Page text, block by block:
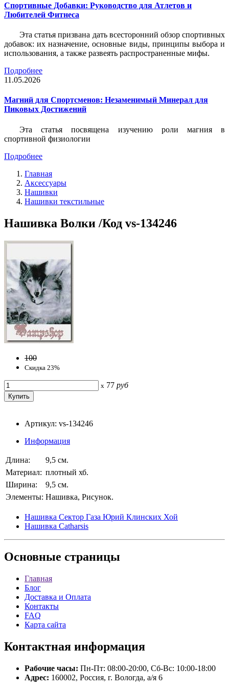
Спортивные Добавки: Руководство для Атлетов и
Любителей Фитнеса
Эта статья призвана дать всесторонний обзор спортивных
добавок: их назначение, основные виды, принципы выбора и
использования, а также развеять распространенные мифы.
Подробнее
11.05.2026
Магний для Спортсменов: Незаменимый Минерал для
Пиковых Достижений
Эта статья посвящена изучению роли магния в
спортивной физиологии
Подробнее
Главная
Аксессуары
Нашивки
Нашивки текстильные
Нашивка Волки /Код vs-134246
100
Скидка 23%
x 77 руб
Артикул: vs-134246
Информация
Длина:
9,5 см.
Материал: плотный хб.
Ширина:
9,5 см.
Элементы: Нашивка, Рисунок.
Нашивка Сектор Газа Юрий Клинских Хой
Нашивка Catharsis
Основные страницы
Главная
Блог
Доставка и Оплата
Контакты
FAQ
Карта сайта
Контактная информация
Рабочие часы: Пн-Пт: 08:00-20:00, Сб-Вс: 10:00-18:00
Адрес: 160002, Россия, г. Вологда, а/я 6